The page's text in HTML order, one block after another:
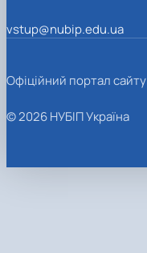
vstup@nubip.edu.ua
Офіційний портал сайту
© 2026 НУБІП Україна